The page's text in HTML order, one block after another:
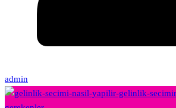
admin